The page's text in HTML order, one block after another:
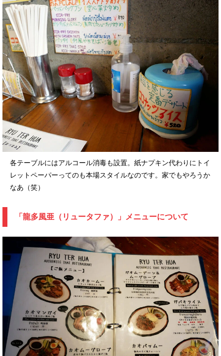
各テーブルにはアルコール消毒も設置。紙ナプキン代わりにトイ
レットペーパーってのも本場スタイルなのです。家でもやろうか
なあ（笑）
「龍多風亜（リュータファ）」メニューについて